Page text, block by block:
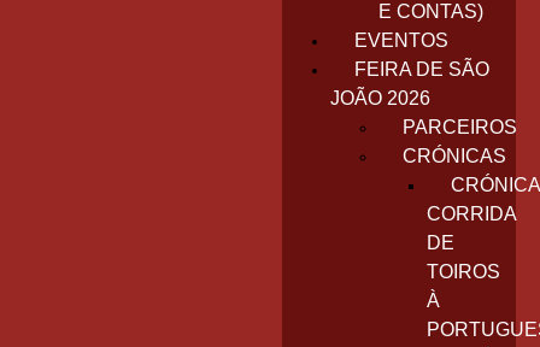
E CONTAS)
EVENTOS
FEIRA DE SÃO
JOÃO 2026
PARCEIROS
CRÓNICAS
CRÓNICA
CORRIDA
DE
TOIROS
À